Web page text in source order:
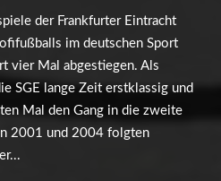
der Frankfurter Eintracht
im deutschen Sport
vier Mal abgestiegen. Als
SGE lange Zeit erstklassig und
Mal den Gang in die zweite
2001 und 2004 folgten